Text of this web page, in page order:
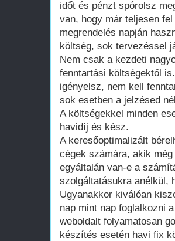
időt és pénzt spórolsz
van, hogy már teljesen
megrendelés napján
költség, sok tervezéssel
Nem csak a kezdeti
fenntartási költségektől
igényelsz, nem kell
sok esetben a jelzésed
A költségekkel minden
havidíj és kész.
A keresőoptimalizált
cégek számára, akik
egyáltalán van-e a
szolgáltatásukra anélkül,
Ugyanakkor kiválóan
nap mint nap foglalkozni
weboldalt folyamatosan
készítés esetén havi fix